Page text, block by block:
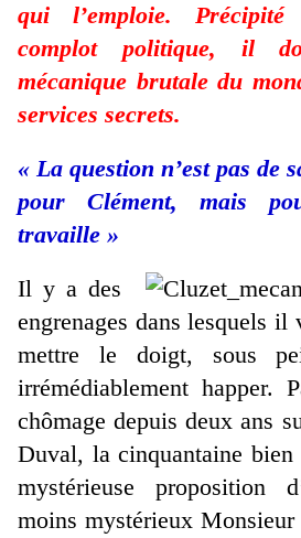
qui l’emploie.
complot politique, il
mécanique brutale du
services secrets.
« La question n’est pas de
pour Clément, mais
travaille »
Il y a des
engrenages dans lesquels il
mettre le doigt, sous
irrémédiablement happer.
chômage depuis deux ans
Duval, la cinquantaine bien
mystérieuse proposition
moins mystérieux